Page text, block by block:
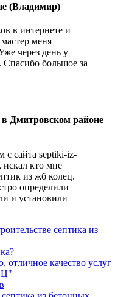
(Владимир)
в интернете и
меня
через день у
Спасибо большое за
Дмитровском районе
с сайта septiki-iz-
искал кто мне
из жб колец.
определили
и установили